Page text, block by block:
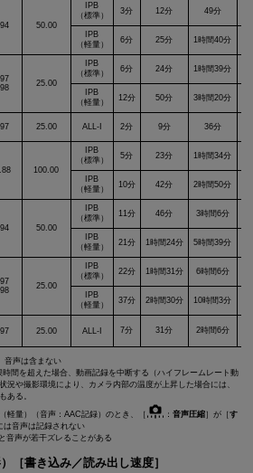
50.00
IPB
（標準）
3分 12分 49分
IPB
（軽量）
6分 25分 1時間40分
25.00
IPB
（標準）
6分 24分 1時間39分
IPB
（軽量）
12分 50分 3時間20分
25.00 ALL-I 2分 9分 36分
100.00
IPB
（標準）
5分 23分 1時間34分
IPB
（軽量）
10分 42分 2時間50分
50.00
IPB
（標準）
11分 46分 3時間6分
IPB
（軽量）
21分 1時間24分 5時間39分
25.00
IPB
（標準）
22分 1時間31分 6時間6分
IPB
（軽量）
37分 2時間30分 10時間3分
25.00 ALL-I 7分 31分 2時間6分
音声は含まない
間を超えた場合、動画記録を中断する（ハイフレームレート動
況や撮影環境により、カメラ内部の温度が上昇した場合には、
ある。
軽量）（音声：AAC記録）のとき、［
：音声圧縮 ］が［す
は音声は記録されない
音声が若干ズレることがある
［書き込み／読み出し速度］